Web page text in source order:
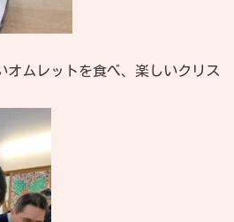
オムレットを食べ、楽しいクリス